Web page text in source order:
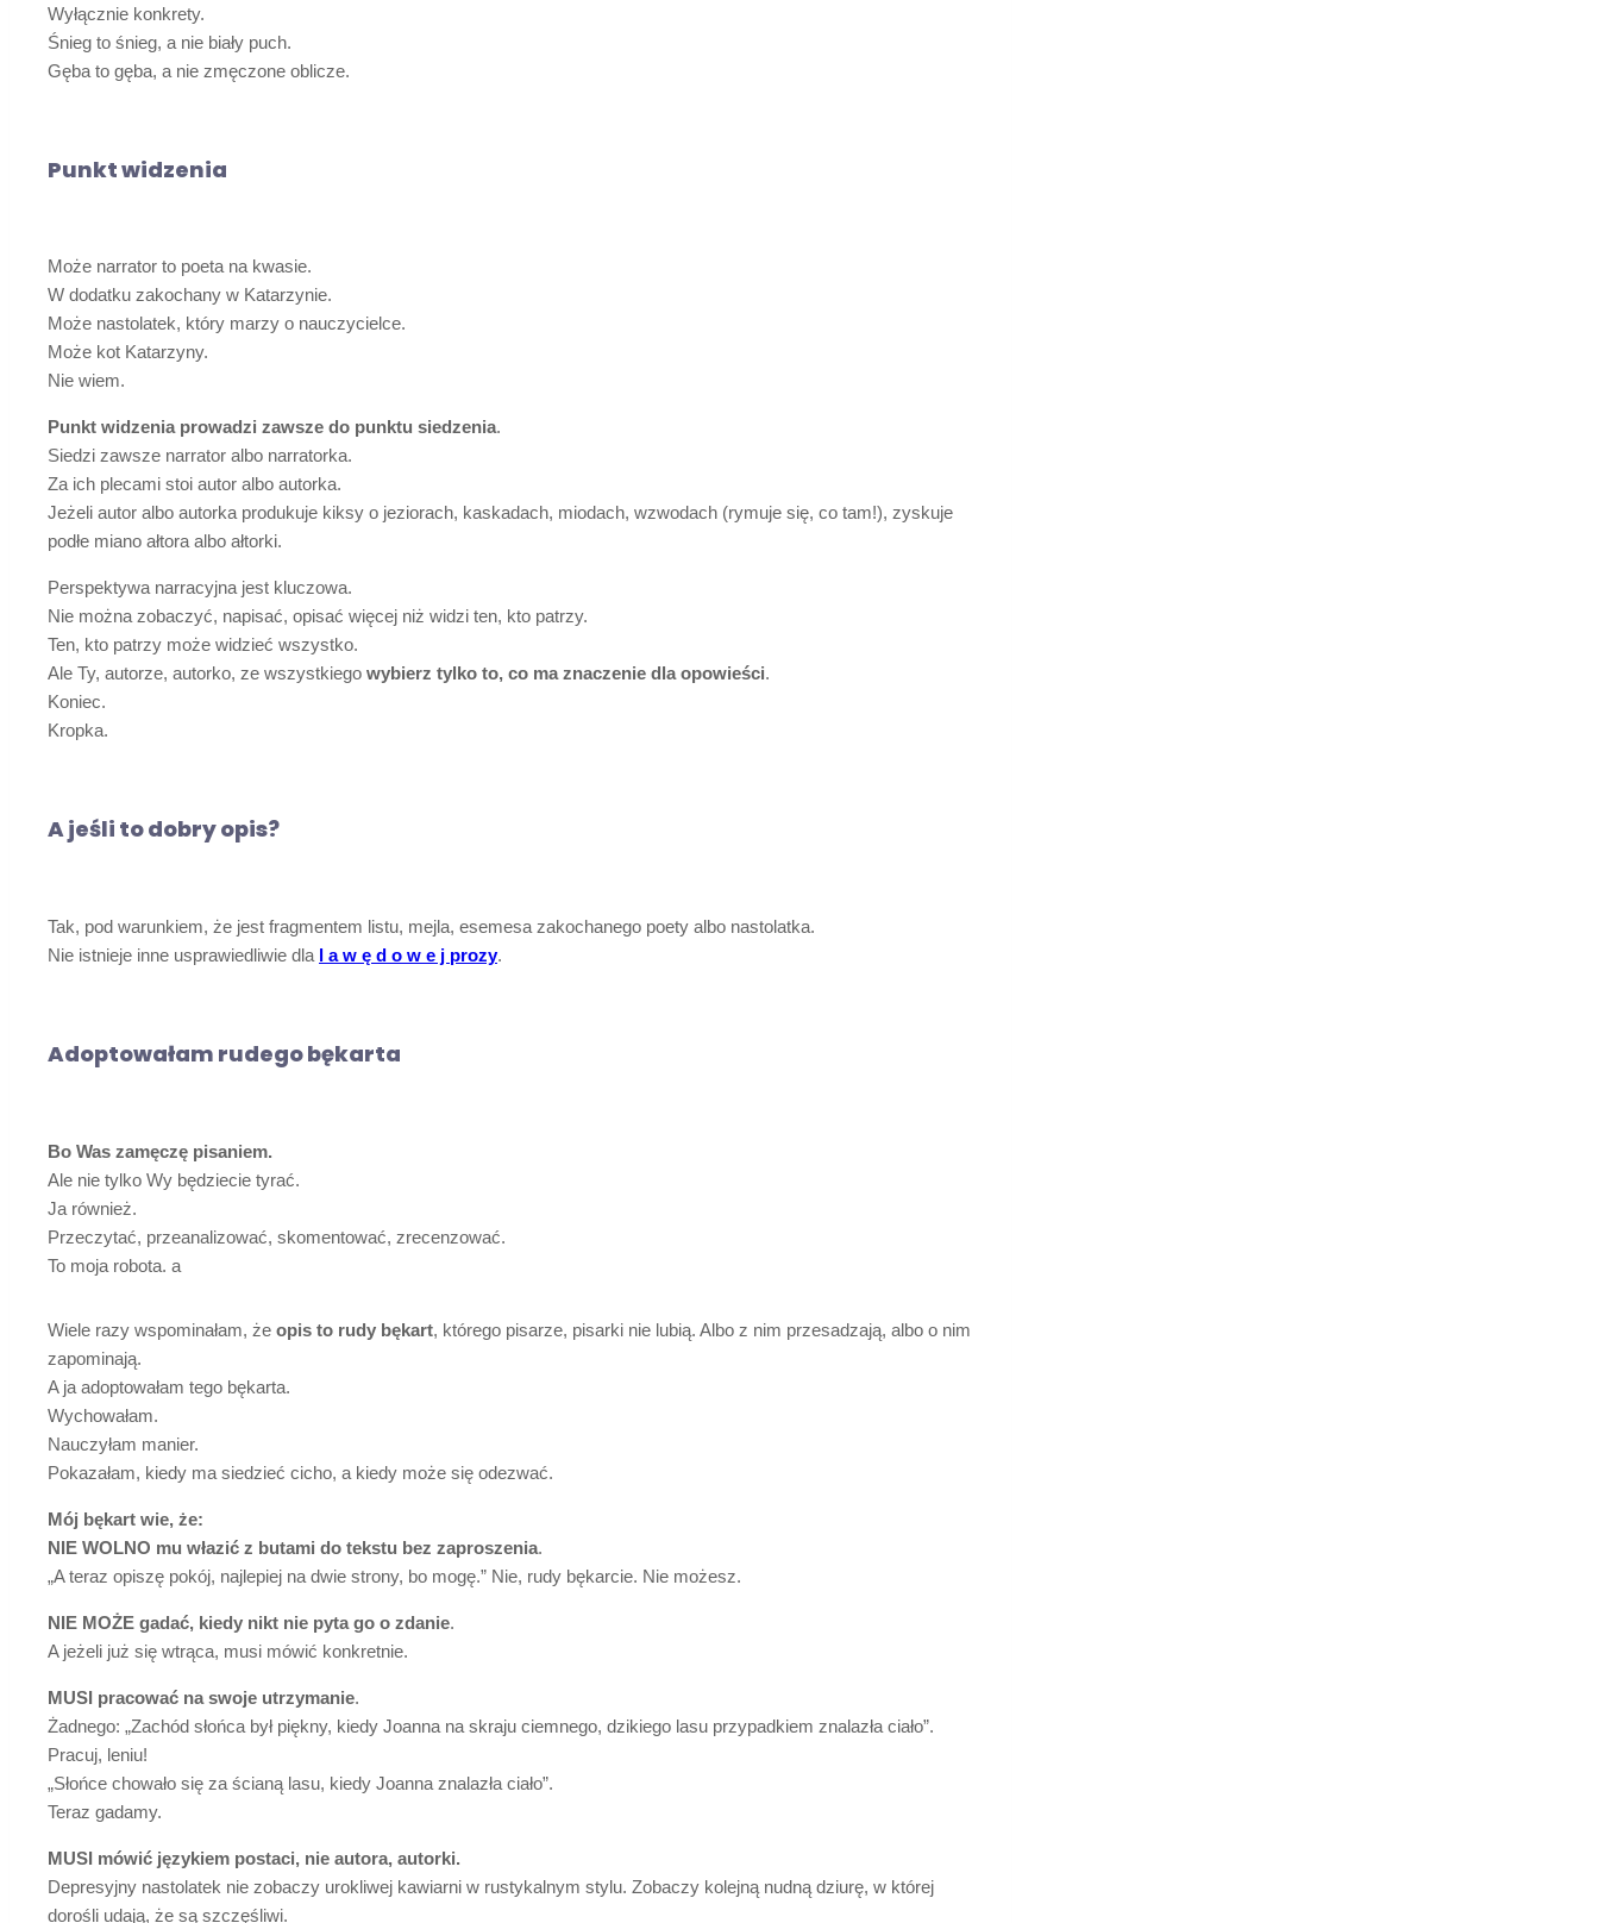
Wyłącznie konkrety.
Śnieg to śnieg, a nie biały puch.
Gęba to gęba, a nie zmęczone oblicze.
Punkt widzenia
Może narrator to poeta na kwasie.
W dodatku zakochany w Katarzynie.
Może nastolatek, który marzy o nauczycielce.
Może kot Katarzyny.
Nie wiem.
Punkt widzenia prowadzi zawsze do punktu siedzenia.
Siedzi zawsze narrator albo narratorka.
Za ich plecami stoi autor albo autorka.
Jeżeli autor albo autorka produkuje kiksy o jeziorach, kaskadach, miodach, wzwodach (rymuje się, co tam!), zyskuje
podłe miano ałtora albo ałtorki.
Perspektywa narracyjna jest kluczowa.
Nie można zobaczyć, napisać, opisać więcej niż widzi ten, kto patrzy.
Ten, kto patrzy może widzieć wszystko.
Ale Ty, autorze, autorko, ze wszystkiego wybierz tylko to, co ma znaczenie dla opowieści.
Koniec.
Kropka.
A jeśli to dobry opis?
Tak, pod warunkiem, że jest fragmentem listu, mejla, esemesa zakochanego poety albo nastolatka.
Nie istnieje inne usprawiedliwie dla l a w ę d o w e j prozy.
Adoptowałam rudego bękarta
Bo Was zamęczę pisaniem.
Ale nie tylko Wy będziecie tyrać.
Ja również.
Przeczytać, przeanalizować, skomentować, zrecenzować.
To moja robota. a
Wiele razy wspominałam, że opis to rudy bękart, którego pisarze, pisarki nie lubią. Albo z nim przesadzają, albo o nim
zapominają.
A ja adoptowałam tego bękarta.
Wychowałam.
Nauczyłam manier.
Pokazałam, kiedy ma siedzieć cicho, a kiedy może się odezwać.
Mój bękart wie, że:
NIE WOLNO mu włazić z butami do tekstu bez zaproszenia.
„A teraz opiszę pokój, najlepiej na dwie strony, bo mogę.” Nie, rudy bękarcie. Nie możesz.
NIE MOŻE gadać, kiedy nikt nie pyta go o zdanie.
A jeżeli już się wtrąca, musi mówić konkretnie.
MUSI pracować na swoje utrzymanie.
Żadnego: „Zachód słońca był piękny, kiedy Joanna na skraju ciemnego, dzikiego lasu przypadkiem znalazła ciało”.
Pracuj, leniu!
„Słońce chowało się za ścianą lasu, kiedy Joanna znalazła ciało”.
Teraz gadamy.
MUSI mówić językiem postaci, nie autora, autorki.
Depresyjny nastolatek nie zobaczy urokliwej kawiarni w rustykalnym stylu. Zobaczy kolejną nudną dziurę, w której
dorośli udają, że są szczęśliwi.